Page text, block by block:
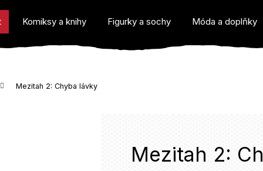
Komiksy a knihy Figurky a sochy Móda a doplňky
Mezitah 2: Chyba lávky
Mezitah 2:
potřebujete najít?